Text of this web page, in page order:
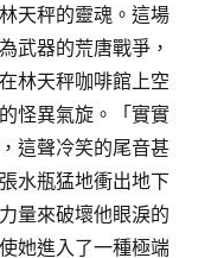
天秤的靈魂。這場
武器的荒唐戰爭，
林天秤咖啡館上空
怪異氣旋。「實實
這聲冷笑的尾音甚
水瓶猛地衝出地下
量來破壞他眼淚的
她進入了一種極端